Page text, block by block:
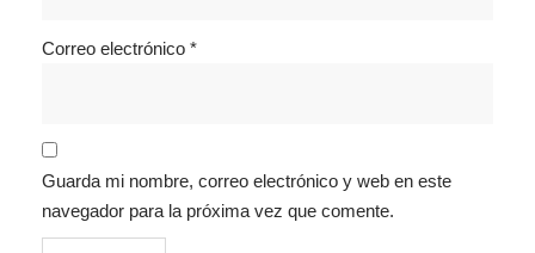
Correo electrónico *
Guarda mi nombre, correo electrónico y web en este
navegador para la próxima vez que comente.